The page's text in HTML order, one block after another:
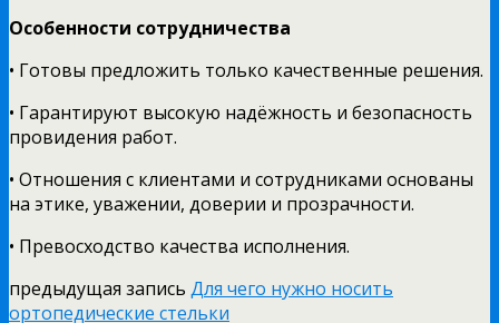
Особенности сотрудничества
• Готовы предложить только качественные решения.
• Гарантируют высокую надёжность и безопасность
провидения работ.
• Отношения с клиентами и сотрудниками основаны
на этике, уважении, доверии и прозрачности.
• Превосходство качества исполнения.
предыдущая запись Для чего нужно носить
ортопедические стельки